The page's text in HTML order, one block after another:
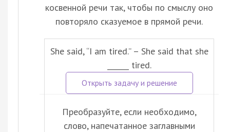
косвенной речи так, чтобы по смыслу оно
повторяло сказуемое в прямой речи.
She said, “I am tired.” – She said that she
______ tired.
Преобразуйте, если необходимо,
слово, напечатанное заглавными